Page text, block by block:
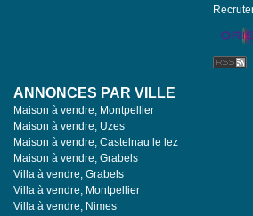
ANNONCES PAR VILLE
Maison à vendre, Montpellier
Maison à vendre, Uzes
Maison à vendre, Castelnau le lez
Maison à vendre, Grabels
Villa à vendre, Grabels
Villa à vendre, Montpellier
Villa à vendre, Nimes